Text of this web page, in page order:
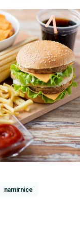
namirnice